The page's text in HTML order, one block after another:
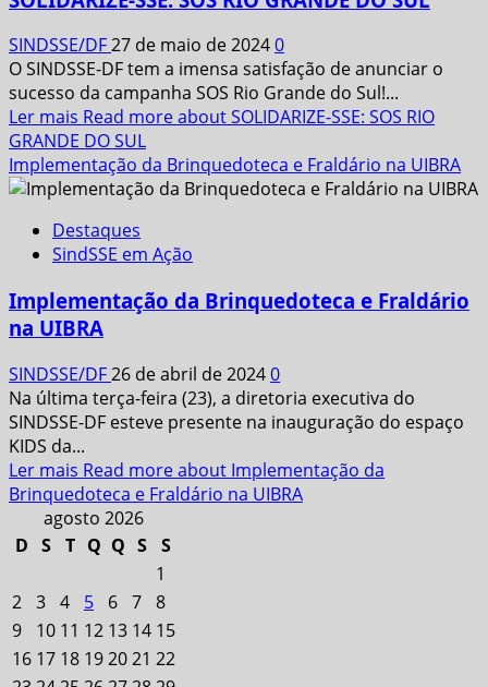
SINDSSE/DF27 de maio de 20240
O SINDSSE-DF tem a imensa satisfação de anunciar o
sucesso da campanha SOS Rio Grande do Sul!...
Ler mais Read more about SOLIDARIZE-SSE: SOS RIO
GRANDE DO SUL
Implementação da Brinquedoteca e Fraldário na UIBRA
Destaques
SindSSE em Ação
Implementação da Brinquedoteca e Fraldário
na UIBRA
SINDSSE/DF26 de abril de 20240
Na última terça-feira (23), a diretoria executiva do
SINDSSE-DF esteve presente na inauguração do espaço
KIDS da...
Ler mais Read more about Implementação da
Brinquedoteca e Fraldário na UIBRA
agosto 2026
D S T Q Q S
S
1
2 3 4 5 6 7 8
9
10 11 12 13 14 15
16 17 18 192021 22